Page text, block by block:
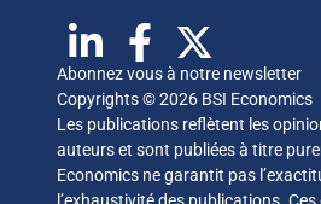
Abonnez vous à notre newsletter
Copyrights © 2026 BSI Economics
Les publications reflètent les
auteurs et sont publiées à titre
Economics ne garantit pas